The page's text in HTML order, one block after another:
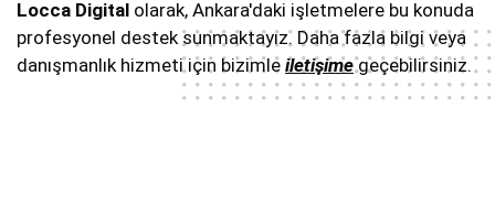
Locca Digital olarak, Ankara'daki işletmelere bu konuda
profesyonel destek sunmaktayız. Daha fazla bilgi veya
danışmanlık hizmeti için bizimle iletişimegeçebilirsiniz.